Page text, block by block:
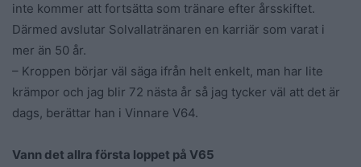
inte kommer att fortsätta som tränare efter årsskiftet.
Därmed avslutar Solvallatränaren en karriär som varat i
mer än 50 år.
– Kroppen börjar väl säga ifrån helt enkelt, man har lite
krämpor och jag blir 72 nästa år så jag tycker väl att det är
dags, berättar han i Vinnare V64.
Vann det allra första loppet på V65